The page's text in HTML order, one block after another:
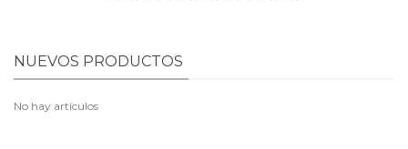
NUEVOS PRODUCTOS
No hay artículos